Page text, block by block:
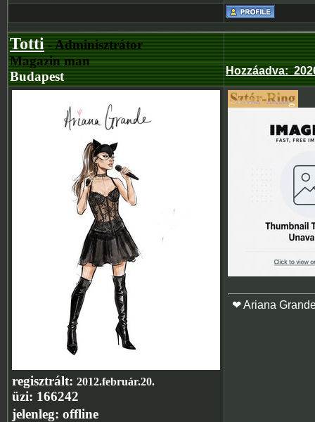
Totti- Adminisztrátor
Magazin man
Budapest
Hozzáadva:
regisztrált: 2012.február.20.
üzi: 166242
jelenleg: offline
❤ Ariana